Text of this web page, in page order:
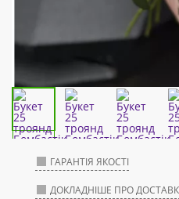
ГАРАНТІЯ ЯКОСТІ
ДОКЛАДНІШЕ ПРО